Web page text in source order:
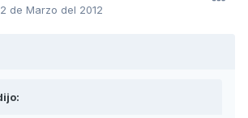
de Marzo del 2012